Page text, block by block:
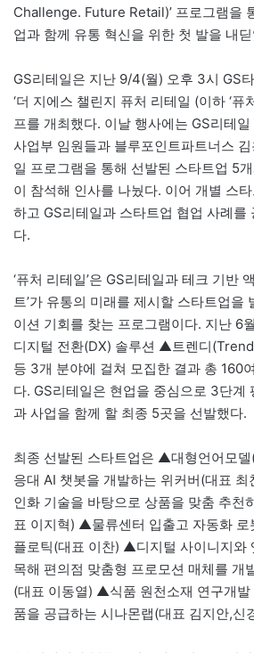
Challenge. Future Retail)’ 프로그램을
업과 함께 유통 혁신을 위한 첫 발을 내
GS리테일은 지난 9/4(월) 오후 3시 GS
‘더 지에스 챌린지 퓨처 리테일 (이하 ‘퓨
프를 개최했다. 이날 행사에는 GS리테
사업부 임원들과 블루포인트파트너스
일 프로그램을 통해 선발된 스타트업 5
이 참석해 인사를 나눴다. 이어 개별 스
하고 GS리테일과 스타트업 협업 사례를
다.
‘퓨처 리테일’은 GS리테일과 테크 기반
트’가 유통의 미래를 제시할 스타트업을
이션 기회를 찾는 프로그램이다. 지난 6
디지털 전환(DX) 솔루션 ▲트렌디
등 3개 분야에 걸쳐 모집한 결과 총 160
다. GS리테일은 현업을 중심으로 3단계
과 사업을 함께 할 최종 5곳을 선발했다.
최종 선발된 스타트업은 ▲대형언어모델
응대 AI 챗봇을 개발하는 위커버(대표
인화 기술을 바탕으로 상품을 맞춤 추천
표 이지혁) ▲물류센터 입출고 자동화 로
플로틱(대표 이찬) ▲디지털 사이니지와
목해 편의점 맞춤형 프로모션 매체를 개
(대표 이동열) ▲식품 원천소재 연구개발
품을 공급하는 시나몬랩(대표 김지안,신